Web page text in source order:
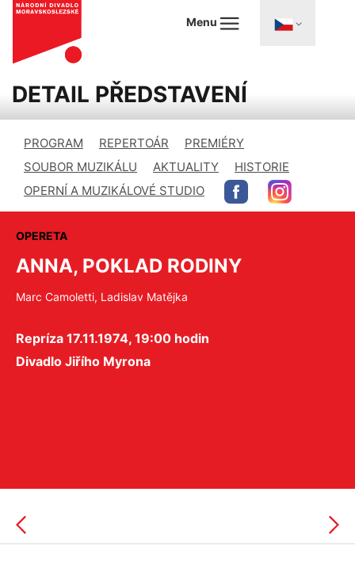
Menu
DETAIL PŘEDSTAVENÍ
PROGRAM REPERTOÁR
PREMIÉRY
SOUBOR MUZIKÁLU
AKTUALITY
HISTORIE
OPERNÍ A MUZIKÁLOVÉ STUDIO
OPERETA
ANNA, POKLAD RODINY
Marc Camoletti, Ladislav Matějka
Repríza 17.11.1974, 19:00 hodin
Divadlo Jiřího Myrona